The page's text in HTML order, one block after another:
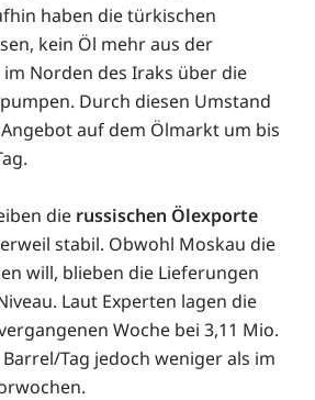
haben die türkischen
kein Öl mehr aus der
Norden des Iraks über die
Durch diesen Umstand
auf dem Ölmarkt um bis
die russischen Ölexporte
stabil. Obwohl Moskau die
will, blieben die Lieferungen
Laut Experten lagen die
Woche bei 3,11 Mio.
Tag jedoch weniger als im